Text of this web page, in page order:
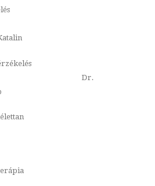
kezelés
érzékelés
terápia